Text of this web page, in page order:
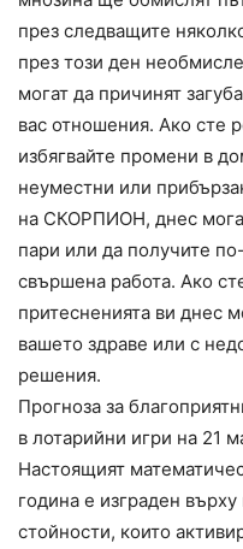
през следващите
през този ден
могат да причинят
вас отношения. Ако сте
избягвайте промени в
неуместни или
на СКОРПИОН, днес
пари или да получите
свършена работа. Ако
притесненията ви днес
вашето здраве или с
решения.
Прогноза за
в лотарийни игри на 21
Настоящият
година е изграден
стойности, които